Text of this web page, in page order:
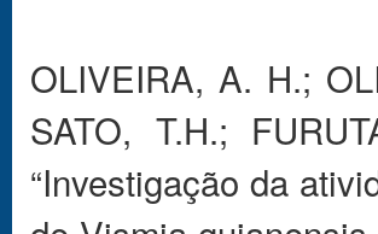
OLIVEIRA, A. H.;
SATO, T.H.;
“Investigação da